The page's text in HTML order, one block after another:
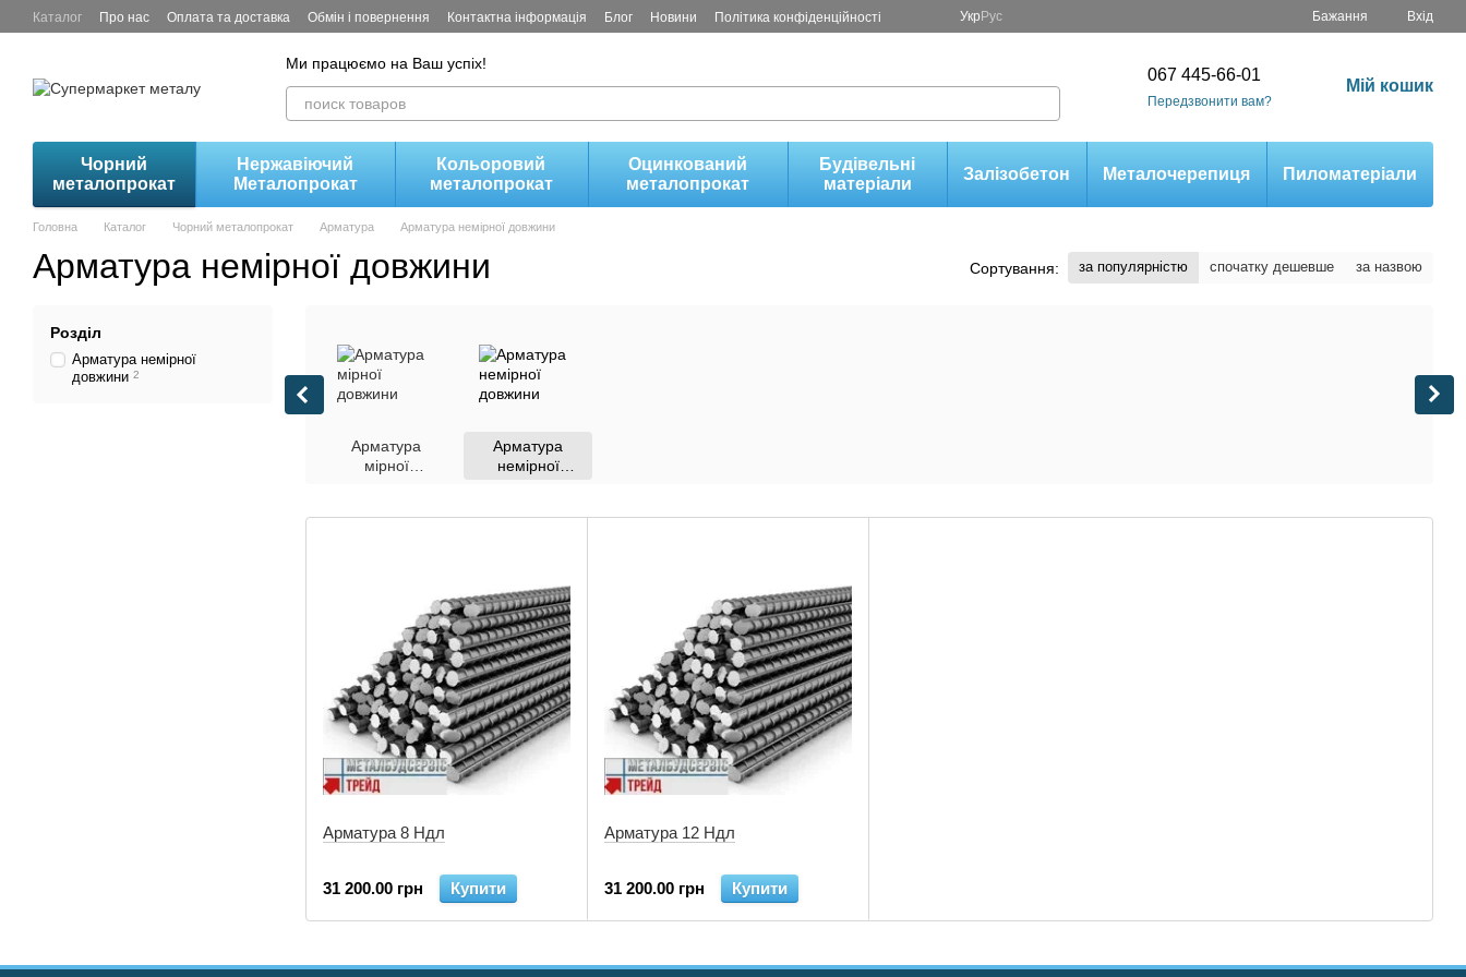
Перейти до основного контенту
Каталог Про нас Оплата та доставка Обмін і повернення Контактна інформація Блог Новини Політика конфіденційності Укр Рус Бажання Вхід
Ми працюємо на Ваш успіх!
067 445-66-01
Передзвонити вам?
Мій кошик
Чорний
металопрокат
Нержавіючий
Металопрокат
Кольоровий
металопрокат
Оцинкований
металопрокат
Будівельні
матеріали
Залізобетон Металочерепиця Пиломатеріали
Головна Каталог Чорний металопрокат Арматура Арматура немiрної довжини
Арматура немiрної довжини Сортування: за популярністю спочатку дешевше за назвою
Арматура
мiрної
Арматура
немiрної
довжини
Арматура 8 Ндл
31 200.00 грн Купити
Арматура 12 Ндл
31 200.00 грн Купити
Розділ
Арматура немiрної
довжини 2